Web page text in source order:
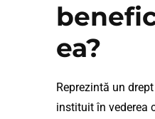
ea?
Reprezintă un
instituit în vederea